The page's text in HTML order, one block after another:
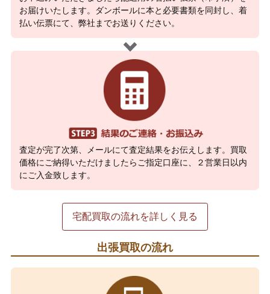
お届けいたします。ダンボールに本と必要書類を同封し、着
払い伝票にて、弊社までお送りください。
査定が完了次第、メールにて査定結果をお伝えします。買取
価格にご納得いただけましたらご指定口座に、２営業日以内
にご入金致します。
宅配買取の流れを詳しく見る
出張買取の流れ